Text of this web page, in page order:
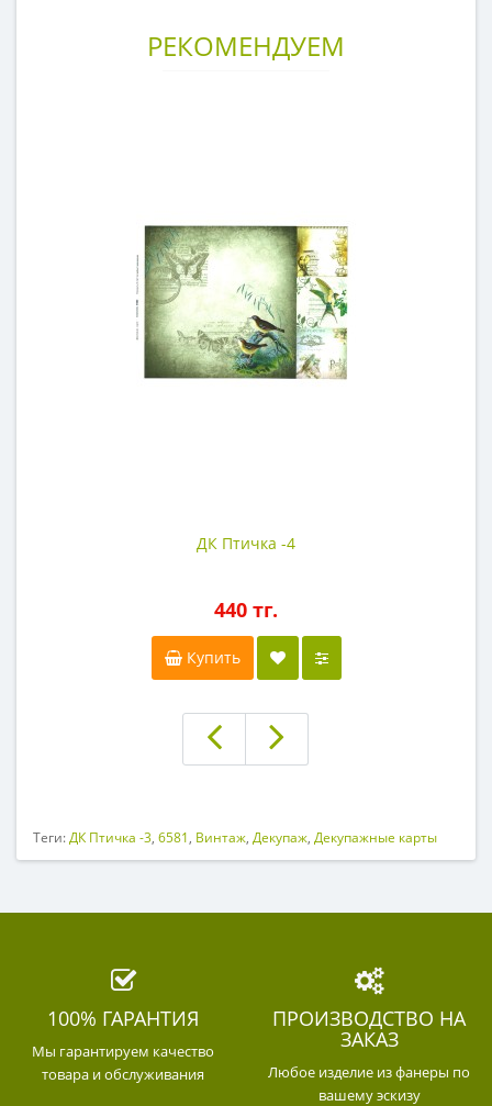
РЕКОМЕНДУЕМ
ДК Птичка -4
440 тг.
Купить
Теги:ДК Птичка -3, 6581, Винтаж, Декупаж, Декупажные карты
100% ГАРАНТИЯ
Мы гарантируем качество
товара и обслуживания
ПРОИЗВОДСТВО НА
ЗАКАЗ
Любое изделие из фанеры по
вашему эскизу